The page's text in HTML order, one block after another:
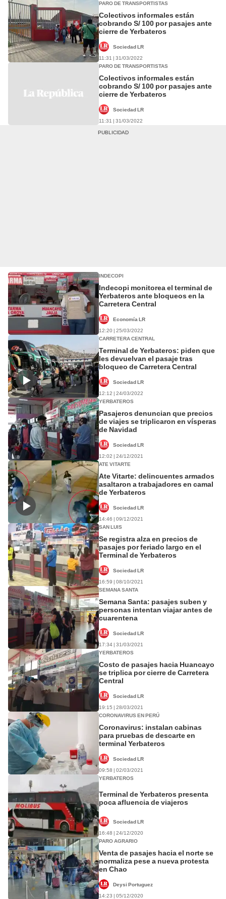
PARO DE TRANSPORTISTAS
Colectivos informales están
cobrando S/ 100 por pasajes ante
cierre de Yerbateros
Sociedad LR
11:31 | 31/03/2022
PARO DE TRANSPORTISTAS
Colectivos informales están
cobrando S/ 100 por pasajes ante
cierre de Yerbateros
Sociedad LR
11:31 | 31/03/2022
INDECOPI
Indecopi monitorea el terminal de
Yerbateros ante bloqueos en la
Carretera Central
Economía LR
12:20 | 25/03/2022
CARRETERA CENTRAL
Terminal de Yerbateros: piden que
les devuelvan el pasaje tras
bloqueo de Carretera Central
Sociedad LR
12:12 | 24/03/2022
YERBATEROS
Pasajeros denuncian que precios
de viajes se triplicaron en vísperas
de Navidad
Sociedad LR
12:02 | 24/12/2021
ATE VITARTE
Ate Vitarte: delincuentes armados
asaltaron a trabajadores en camal
de Yerbateros
Sociedad LR
14:46 | 09/12/2021
SAN LUIS
Se registra alza en precios de
pasajes por feriado largo en el
Terminal de Yerbateros
Sociedad LR
16:59 | 08/10/2021
SEMANA SANTA
Semana Santa: pasajes suben y
personas intentan viajar antes de
cuarentena
Sociedad LR
17:34 | 31/03/2021
YERBATEROS
Costo de pasajes hacia Huancayo
se triplica por cierre de Carretera
Central
Sociedad LR
19:15 | 28/03/2021
CORONAVIRUS EN PERÚ
Coronavirus: instalan cabinas
para pruebas de descarte en
terminal Yerbateros
Sociedad LR
09:58 | 02/03/2021
YERBATEROS
Terminal de Yerbateros presenta
poca afluencia de viajeros
Sociedad LR
16:48 | 24/12/2020
PARO AGRARIO
Venta de pasajes hacia el norte se
normaliza pese a nueva protesta
en Chao
Deysi Portuguez
14:23 | 05/12/2020